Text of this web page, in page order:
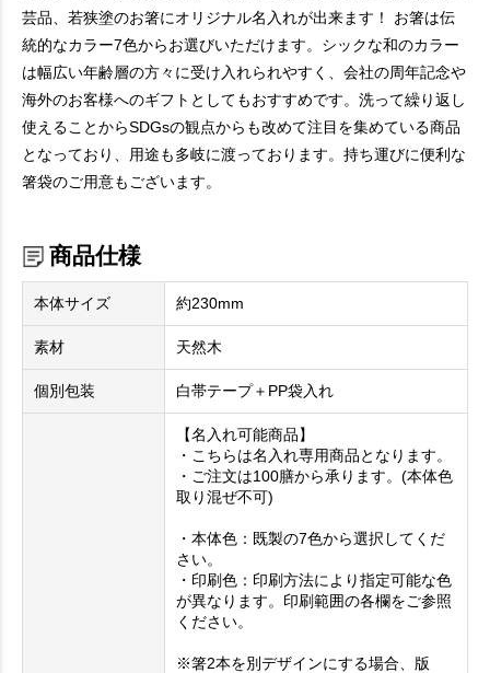
芸品、若狭塗のお箸にオリジナル名入れが出来ます！ お箸は伝
統的なカラー7色からお選びいただけます。シックな和のカラー
は幅広い年齢層の方々に受け入れられやすく、会社の周年記念や
海外のお客様へのギフトとしてもおすすめです。洗って繰り返し
使えることからSDGsの観点からも改めて注目を集めている商品
となっており、用途も多岐に渡っております。持ち運びに便利な
箸袋のご用意もございます。
商品仕様
本体サイズ 約230mm
素材 天然木
個別包装 白帯テープ＋PP袋入れ
【名入れ可能商品】
・こちらは名入れ専用商品となります。
・ご注文は100膳から承ります。(本体色
取り混ぜ不可)
・本体色：既製の7色から選択してくだ
さい。
・印刷色：印刷方法により指定可能な色
が異なります。印刷範囲の各欄をご参照
ください。
※箸2本を別デザインにする場合、版